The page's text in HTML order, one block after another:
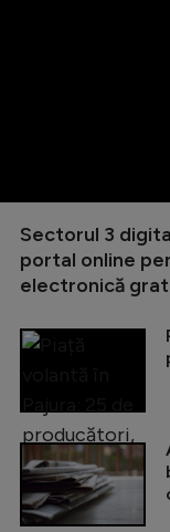
Sectorul 3
portal online
electronică